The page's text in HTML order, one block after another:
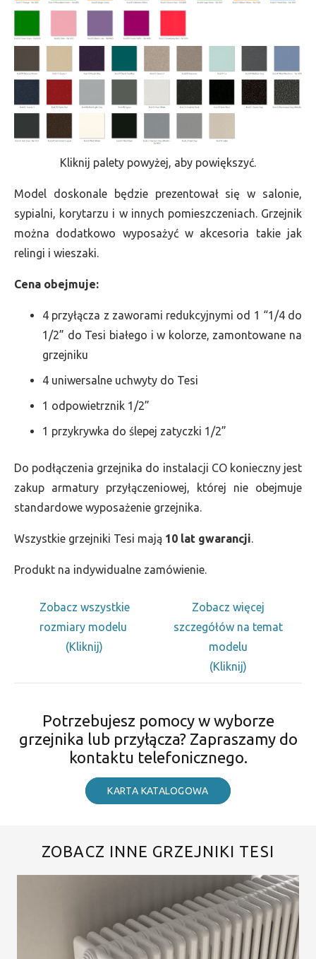
Kliknij palety powyżej, aby powiększyć.
Model doskonale będzie prezentował się w salonie,
sypialni, korytarzu i w innych pomieszczeniach. Grzejnik
można dodatkowo wyposażyć w akcesoria takie jak
relingi i wieszaki.
Cena obejmuje:
4 przyłącza z zaworami redukcyjnymi od 1 “1/4 do
1/2” do Tesi białego i w kolorze, zamontowane na
grzejniku
4 uniwersalne uchwyty do Tesi
1 odpowietrznik 1/2”
1 przykrywka do ślepej zatyczki 1/2”
Do podłączenia grzejnika do instalacji CO konieczny jest
zakup armatury przyłączeniowej, której nie obejmuje
standardowe wyposażenie grzejnika.
Wszystkie grzejniki Tesi mają 10 lat gwarancji.
Produkt na indywidualne zamówienie.
Zobacz wszystkie
rozmiary modelu
(Kliknij)
Zobacz więcej
szczegółów na temat
modelu
(Kliknij)
Potrzebujesz pomocy w wyborze
grzejnika lub przyłącza? Zapraszamy do
kontaktu telefonicznego.
KARTA KATALOGOWA
ZOBACZ INNE GRZEJNIKI TESI